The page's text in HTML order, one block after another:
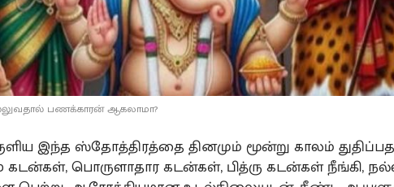
பணக்காரன் ஆகலாமா?
இந்த ஸ்தோத்திரத்தை தினமும் மூன்று காலம்
கடன்கள், பொருளாதார கடன்கள், பித்ரு கடன்கள் நீங்கி,